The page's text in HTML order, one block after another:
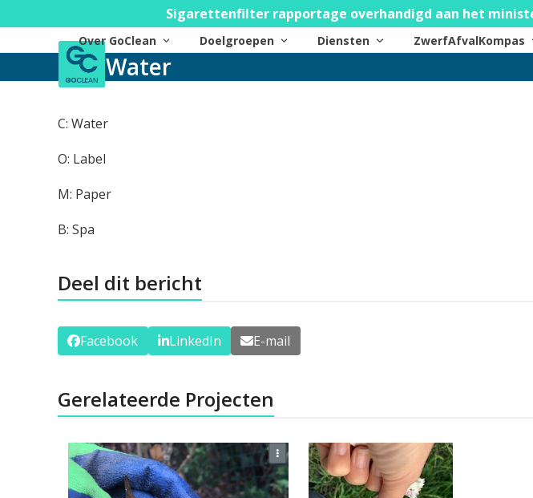
to
Sigarettenfilter rapportage overhandigd aan het
Over GoClean Doelgroepen Diensten ZwerfAfvalKompas
Water
C: Water
O: Label
M: Paper
B: Spa
Deel dit bericht
Facebook LinkedIn E-mail
Gerelateerde Projecten